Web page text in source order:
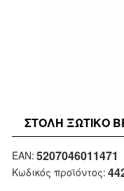
ΣΤΟΛΉ ΞΩΤΙΚΌ
Κωδικός προϊόντος:
EAN: 5207046011471